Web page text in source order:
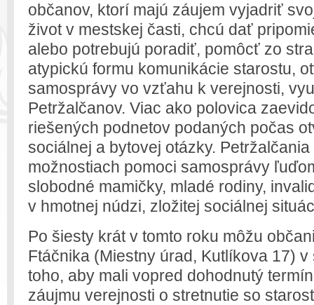
občanov, ktorí majú záujem vyjadriť
život v mestskej časti, chcú dať
alebo potrebujú poradiť, pomôcť zo
atypickú formu komunikácie starostu,
samosprávy vo vzťahu k verejnosti,
Petržalčanov. Viac ako polovica
riešených podnetov podaných počas
sociálnej a bytovej otázky.
možnostiach pomoci samosprávy
slobodné mamičky, mladé rodiny,
v hmotnej núdzi, zložitej sociálnej
Po šiesty krát v tomto roku môžu
Ftáčnika (Miestny úrad, Kutlíkova 17)
toho, aby mali vopred dohodnutý
záujmu verejnosti o stretnutie so